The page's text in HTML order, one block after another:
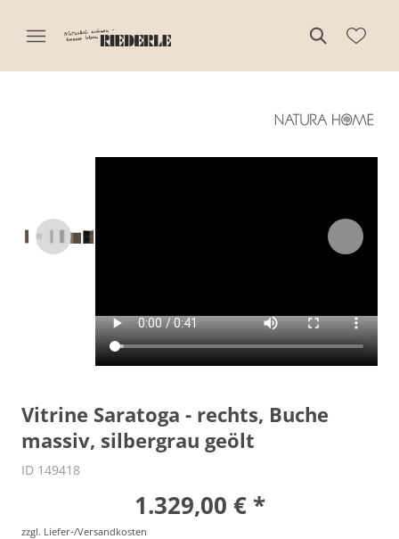
Vitrine Saratoga - rechts, Buche
massiv, silbergrau geölt
ID 149418
1.329,00 € *
zzgl. Liefer-/Versandkosten